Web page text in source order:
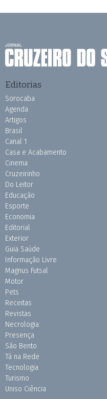
Editorias
Sorocaba
Agenda
Artigos
Brasil
Canal 1
Casa e Acabamento
Cinema
Cruzeirinho
Do Leitor
Educação
Esporte
Economia
Editorial
Exterior
Guia Saúde
Informação Livre
Magnus Futsal
Motor
Pets
Receitas
Revistas
Necrologia
Presença
São Bento
Tá na Rede
Tecnologia
Turismo
Uniso Ciência